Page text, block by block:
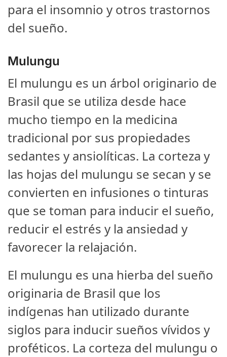
para el insomnio y otros trastornos
del sueño.
Mulungu
El mulungu es un árbol originario de
Brasil que se utiliza desde hace
mucho tiempo en la medicina
tradicional por sus propiedades
sedantes y ansiolíticas. La corteza y
las hojas del mulungu se secan y se
convierten en infusiones o tinturas
que se toman para inducir el sueño,
reducir el estrés y la ansiedad y
favorecer la relajación.
El mulungu es una hierba del sueño
originaria de Brasil que los
indígenas han utilizado durante
siglos para inducir sueños vívidos y
proféticos. La corteza del mulungu o